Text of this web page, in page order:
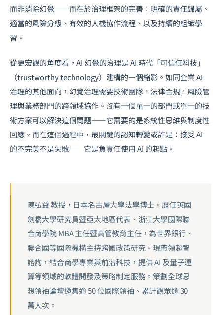
而非消除幻覺——而在於治理框架的完善：明確的責任歸屬、
適當的風險分級、有效的人機協作流程、以及持續的組織學
習。
從更宏觀的角度看，AI 幻覺的治理是 AI 時代「可信任科技」
（trustworthy technology）建構的一個縮影。如同企業 AI
治理的其他面向，幻覺治理需要技術團隊、法律合規、風險管
理與業務部門的跨領域協作。沒有一個單一的部門或單一的技
術方案可以解決這個問題——它需要的是系統性思維與制度性
回應。而在這個過程中，最關鍵的認知轉變或許是：接受 AI
的不完美不是失敗——它是負責任使用 AI 的起點。
陳弘益 教授，日本名古屋大學法學博士。歷任英國
劍橋大學研究員暨亞太地區代表、浙江大學國際聯
合商學院 MBA 主任暨高管教育主任，為世界銀行、
聯合國等國際機構主持跨國政策研究。現帶領超智
諮詢，結合商學專業與前沿科技，提供 AI 及量子運
算等領域的軟體開發及策略制定服務。策劃全球思
想領袖論壇邀集逾 50 位國際領袖、累計觀眾逾 30
萬人次。